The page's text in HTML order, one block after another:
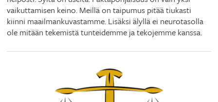
vaikuttamisen keino. Meillä on taipumus pitää tiukasti
kiinni maailmankuvastamme. Lisäksi älyllä ei neurotasolla
ole mitään tekemistä tunteidemme ja tekojemme kanssa.